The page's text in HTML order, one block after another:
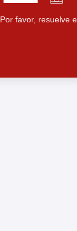
Por favor, resuelve